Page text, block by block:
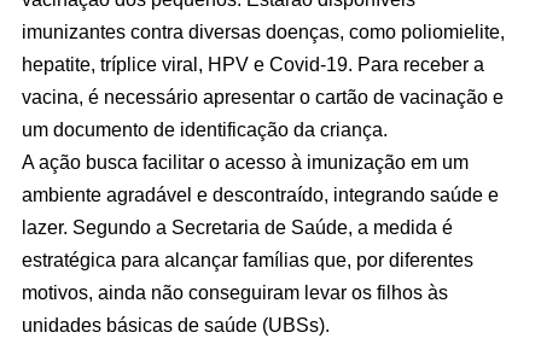
imunizantes contra diversas doenças, como poliomielite,
hepatite, tríplice viral, HPV e Covid-19. Para receber a
vacina, é necessário apresentar o cartão de vacinação e
um documento de identificação da criança.
A ação busca facilitar o acesso à imunização em um
ambiente agradável e descontraído, integrando saúde e
lazer. Segundo a Secretaria de Saúde, a medida é
estratégica para alcançar famílias que, por diferentes
motivos, ainda não conseguiram levar os filhos às
unidades básicas de saúde (UBSs).